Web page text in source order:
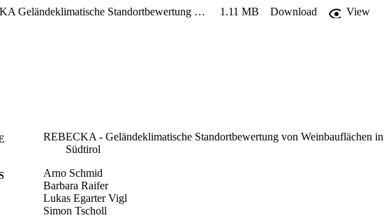
Schmid_REBECKA Geländeklimatische Standortbewertung von Weinbauflächen in Südtirol 1.11 MB Download
View
REBECKA - Geländeklimatische Standortbewertung von Weinbauflächen in
Südtirol
Arno Schmid
Barbara Raifer
Lukas Egarter Vigl
Simon Tscholl